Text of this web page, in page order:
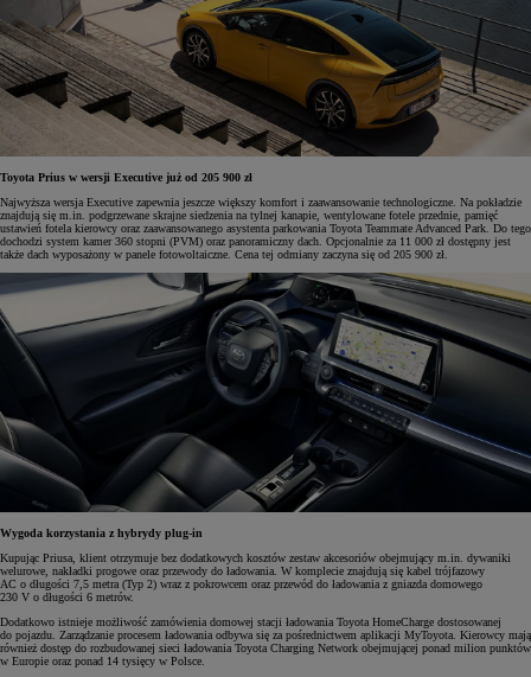
Toyota Prius w wersji Executive już od 205 900 zł
Najwyższa wersja Executive zapewnia jeszcze większy komfort i zaawansowanie technologiczne. Na pokładzie
znajdują się m.in. podgrzewane skrajne siedzenia na tylnej kanapie, wentylowane fotele przednie, pamięć
ustawień fotela kierowcy oraz zaawansowanego asystenta parkowania Toyota Teammate Advanced Park. Do tego
dochodzi system kamer 360 stopni (PVM) oraz panoramiczny dach. Opcjonalnie za 11 000 zł dostępny jest
także dach wyposażony w panele fotowoltaiczne. Cena tej odmiany zaczyna się od 205 900 zł.
Wygoda korzystania z hybrydy plug-in
Kupując Priusa, klient otrzymuje bez dodatkowych kosztów zestaw akcesoriów obejmujący m.in. dywaniki
welurowe, nakładki progowe oraz przewody do ładowania. W komplecie znajdują się kabel trójfazowy
AC o długości 7,5 metra (Typ 2) wraz z pokrowcem oraz przewód do ładowania z gniazda domowego
230 V o długości 6 metrów.
Dodatkowo istnieje możliwość zamówienia domowej stacji ładowania Toyota HomeCharge dostosowanej
do pojazdu. Zarządzanie procesem ładowania odbywa się za pośrednictwem aplikacji MyToyota. Kierowcy mają
również dostęp do rozbudowanej sieci ładowania Toyota Charging Network obejmującej ponad milion punktów
w Europie oraz ponad 14 tysięcy w Polsce.